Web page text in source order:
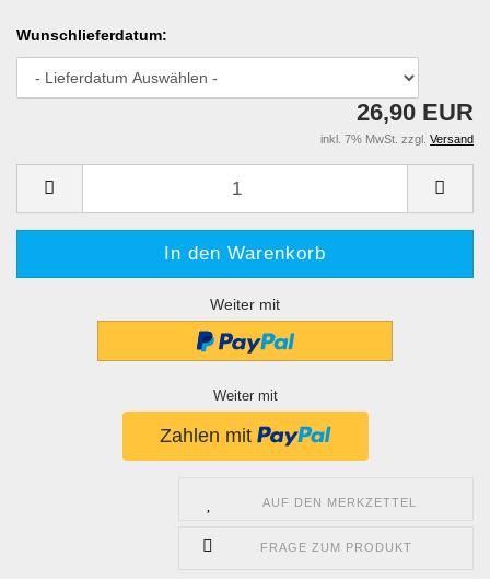
Wunschlieferdatum:
26,90 EUR
inkl. 7% MwSt. zzgl. Versand
Weiter mit
Weiter mit
AUF DEN MERKZETTEL
FRAGE ZUM PRODUKT